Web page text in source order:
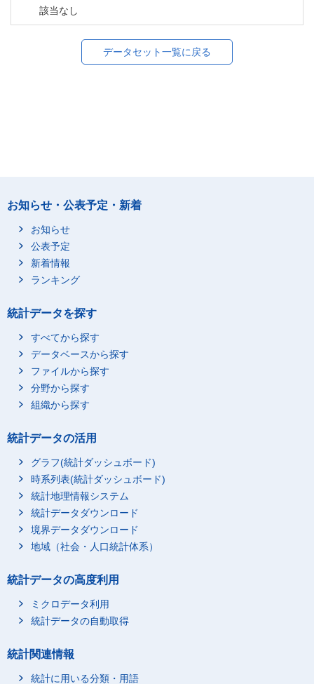
該当なし
データセット一覧に戻る
お知らせ・公表予定・新着
お知らせ
公表予定
新着情報
ランキング
統計データを探す
すべてから探す
データベースから探す
ファイルから探す
分野から探す
組織から探す
統計データの活用
グラフ(統計ダッシュボード)
時系列表(統計ダッシュボード)
統計地理情報システム
統計データダウンロード
境界データダウンロード
地域（社会・人口統計体系）
統計データの高度利用
ミクロデータ利用
統計データの自動取得
統計関連情報
統計に用いる分類・用語